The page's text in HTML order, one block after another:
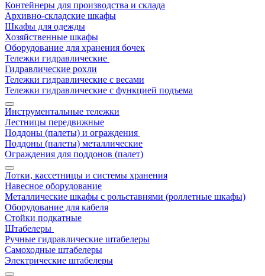
Контейнеры для производства и склада
Архивно-складские шкафы
Шкафы для одежды
Хозяйственные шкафы
Оборудование для хранения бочек
Тележки гидравлические
Гидравлические рохли
Тележки гидравлические с весами
Тележки гидравлические с функцией подъема
Инструментальные тележки
Лестницы передвижные
Поддоны (палеты) и ограждения
Поддоны (палеты) металлические
Ограждения для поддонов (палет)
Лотки, кассетницы и системы хранения
Навесное оборудование
Металлические шкафы с рольставнями (роллетные шкафы)
Оборудование для кабеля
Стойки подкатные
Штабелеры
Ручные гидравлические штабелеры
Самоходные штабелеры
Электрические штабелеры